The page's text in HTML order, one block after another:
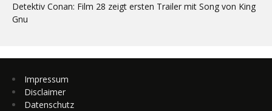
Detektiv Conan: Film 28 zeigt ersten Trailer mit Song von King
Gnu
Impressum
Disclaimer
Datenschutz